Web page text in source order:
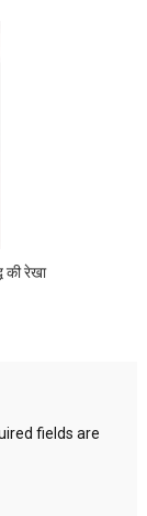
की रेखा
fields are